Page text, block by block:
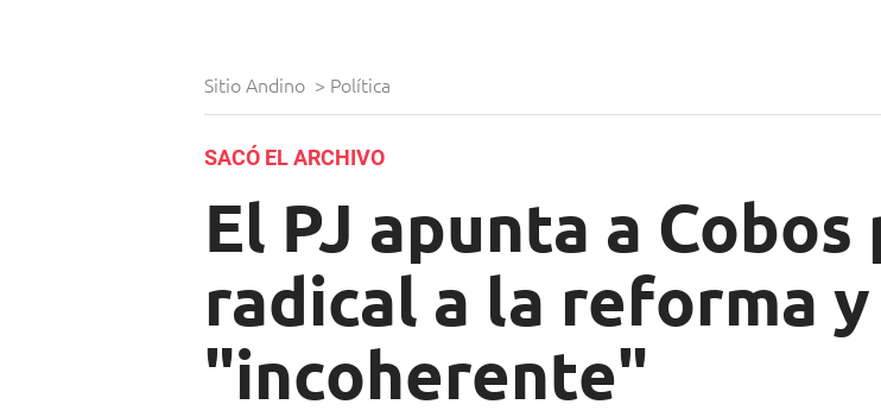
Sitio Andino > Política
SACÓ EL ARCHIVO
El PJ apunta a
radical a la reforma
"incoherente"